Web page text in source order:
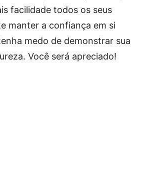
facilidade todos os seus
manter a confiança em si
medo de demonstrar sua
Você será apreciado!